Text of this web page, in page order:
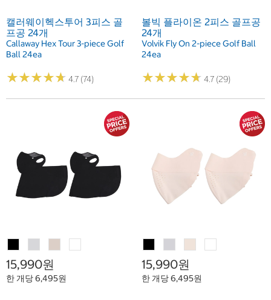
캘러웨이헥스투어 3피스 골
프공 24개
Callaway Hex Tour 3-piece Golf
Ball 24ea
★★★★★
★★★★★ 4.7 (74)
볼빅 플라이온 2피스 골프공
24개
Volvik Fly On 2-piece Golf Ball
24ea
★★★★★
★★★★★ 4.7 (29)
15,990원
한 개당 6,495원
15,990원
한 개당 6,495원